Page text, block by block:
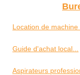
Location de machine
Guide d'achat local...
Aspirateurs